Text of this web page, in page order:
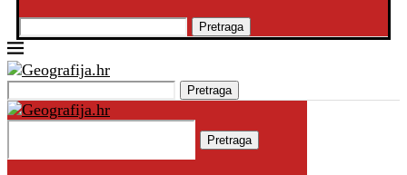
Pretraga
Pretraga
Pretraga